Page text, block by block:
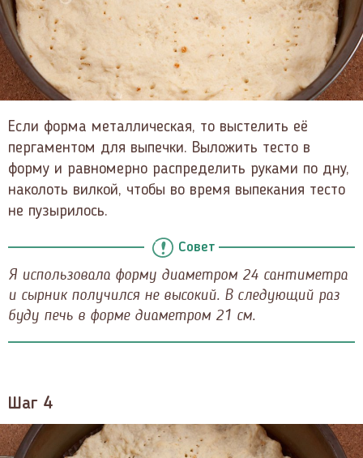
Если форма металлическая, то выстелить её
пергаментом для выпечки. Выложить тесто в
форму и равномерно распределить руками по дну,
наколоть вилкой, чтобы во время выпекания тесто
не пузырилось.
Совет
Я использовала форму диаметром 24 сантиметра
и сырник получился не высокий. В следующий раз
буду печь в форме диаметром 21 см.
Шаг 4